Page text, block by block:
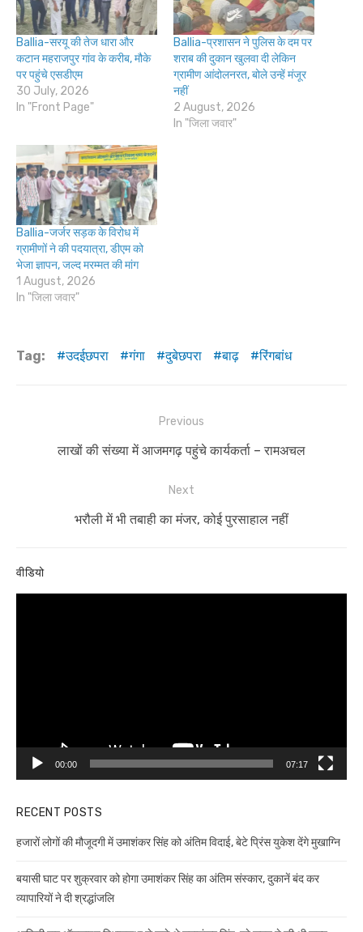
Ballia-सरयू की तेज धारा और
कटान महराजपुर गांव के करीब, मौके
पर पहुंचे एसडीएम
30 July, 2026
In "Front Page"
Ballia-प्रशासन ने पुलिस के दम पर
शराब की दुकान खुलवा दी लेकिन
ग्रामीण आंदोलनरत, बोले उन्हें मंजूर
नहीं
2 August, 2026
In "जिला जवार"
Ballia-जर्जर सड़क के विरोध में
ग्रामीणों ने की पदयात्रा, डीएम को
भेजा ज्ञापन, जल्द मरम्मत की मांग
1 August, 2026
In "जिला जवार"
Tag: उदईछपरा गंगा दुबेछपरा बाढ़ रिंगबांध
navigation
Previous
Previous
लाखों की संख्या में आजमगढ़ पहुंचे कार्यकर्ता – रामअचल
Next
Next
भरौली में भी तबाही का मंजर, कोई पुरसाहाल नहीं
वीडियो
00:00 07:17
RECENT POSTS
हजारों लोगों की मौजूदगी में उमाशंकर सिंह को अंतिम विदाई, बेटे प्रिंस युकेश देंगे मुखाग्नि
बयासी घाट पर शुक्रवार को होगा उमाशंकर सिंह का अंतिम संस्कार, दुकानें बंद कर
व्यापारियों ने दी श्रद्धांजलि